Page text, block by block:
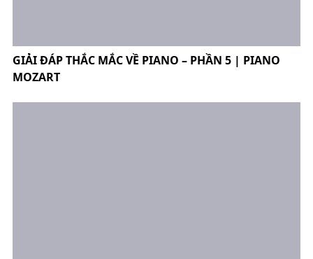
GIẢI ĐÁP THẮC MẮC VỀ PIANO – PHẦN 5 | PIANO
MOZART